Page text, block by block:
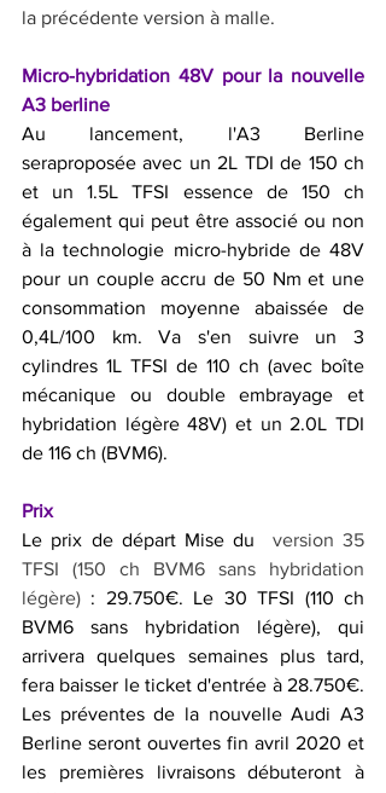
la précédente version à malle.
Micro-hybridation 48V pour la nouvelle
A3 berline
Au lancement, l'A3 Berline
seraproposée avec un 2L TDI de 150 ch
et un 1.5L TFSI essence de 150 ch
également qui peut être associé ou non
à la technologie micro-hybride de 48V
pour un couple accru de 50 Nm et une
consommation moyenne abaissée de
0,4L/100 km. Va s'en suivre un 3
cylindres 1L TFSI de 110 ch (avec boîte
mécanique ou double embrayage et
hybridation légère 48V) et un 2.0L TDI
de 116 ch (BVM6).
Prix
Le prix de départ Mise du
version 35
TFSI (150 ch BVM6 sans hybridation
légère) : 29.750€. Le 30 TFSI (110 ch
BVM6 sans hybridation légère), qui
arrivera quelques semaines plus tard,
fera baisser le ticket d'entrée à 28.750€.
Les préventes de la nouvelle Audi A3
Berline seront ouvertes fin avril 2020 et
les premières livraisons débuteront à